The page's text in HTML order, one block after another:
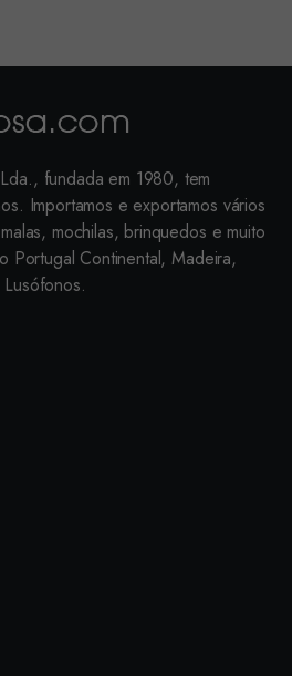
fundada em 1980, tem
Importamos e exportamos vários
mochilas, brinquedos e muito
Portugal Continental, Madeira,